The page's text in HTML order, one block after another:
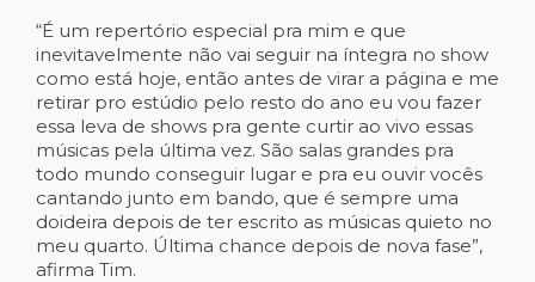
“É um repertório especial pra mim e que
inevitavelmente não vai seguir na íntegra no show
como está hoje, então antes de virar a página e me
retirar pro estúdio pelo resto do ano eu vou fazer
essa leva de shows pra gente curtir ao vivo essas
músicas pela última vez. São salas grandes pra
todo mundo conseguir lugar e pra eu ouvir vocês
cantando junto em bando, que é sempre uma
doideira depois de ter escrito as músicas quieto no
meu quarto. Última chance depois de nova fase”,
afirma Tim.